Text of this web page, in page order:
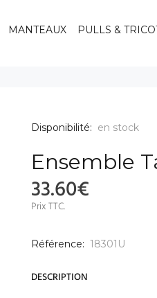
MANTEAUX PULLS &
Disponibilité: en stock
Ensemble
33.60€
Prix TTC.
Référence: 18301U
DESCRIPTION